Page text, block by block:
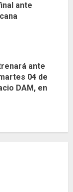
ante
ante
04 de
DAM, en